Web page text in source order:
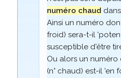
numéro chaud
Ainsi un numéro
froid) sera-t-il
susceptible d'être
Ou alors un
(n° chaud) est-il 'en